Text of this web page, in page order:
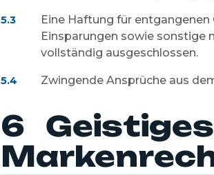
5.3
Eine Haftung für
Einsparungen sowie sonstige
vollständig ausgeschlossen.
5.4 Zwingende Ansprüche aus
6